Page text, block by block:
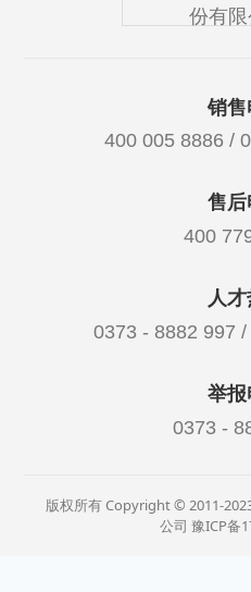
份有限
销售
400 005 8886 /
售
400
人
0373 - 8882 997
举
0373 -
版权所有 Copyright © 2011-
公司 豫ICP备